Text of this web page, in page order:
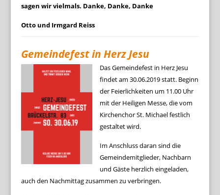
sagen wir vielmals. Danke, Danke, Danke
Otto und Irmgard Reiss
Gemeindefest in Herz Jesu
Das Gemeindefest in Herz Jesu
findet am 30.06.2019 statt. Beginn
der Feierlichkeiten um 11.00 Uhr
mit der Heiligen Messe, die vom
Kirchenchor St. Michael festlich
gestaltet wird.
Im Anschluss daran sind die
Gemeindemitglieder, Nachbarn
und Gäste herzlich eingeladen,
auch den Nachmittag zusammen zu verbringen.